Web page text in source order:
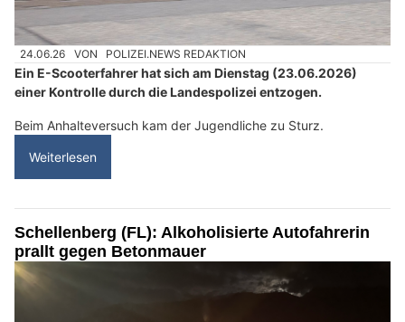
24.06.26 VON POLIZEI.NEWS REDAKTION
Ein E-Scooterfahrer hat sich am Dienstag (23.06.2026)
einer Kontrolle durch die Landespolizei entzogen.
Beim Anhalteversuch kam der Jugendliche zu Sturz.
Weiterlesen
Schellenberg (FL): Alkoholisierte Autofahrerin
prallt gegen Betonmauer